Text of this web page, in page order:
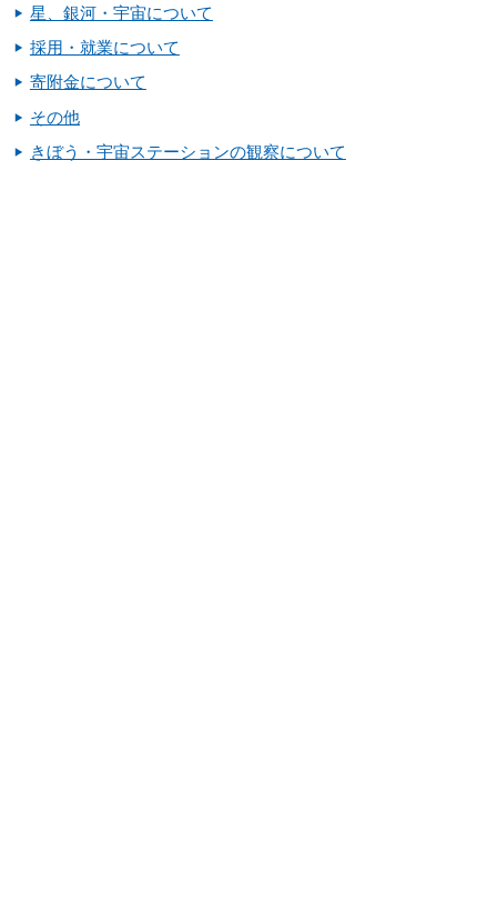
星、銀河・宇宙について
採用・就業について
寄附金について
その他
きぼう・宇宙ステーションの観察について